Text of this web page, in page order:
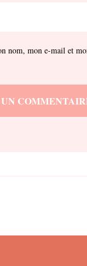
nom, mon e-mail et